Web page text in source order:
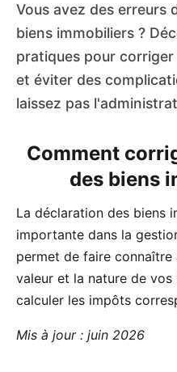
Vous avez des erreurs
biens immobiliers ?
pratiques pour
et éviter des
laissez pas
Comment
des biens
La déclaration des biens
importante dans la
permet de faire
valeur et la nature de
calculer les impôts
Mis à jour : juin 2026